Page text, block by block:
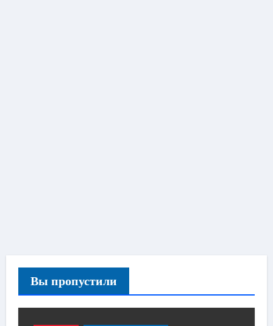
Вы пропустили